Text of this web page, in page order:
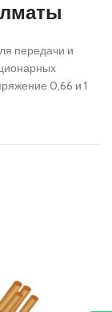
передачи и
0,66 и 1